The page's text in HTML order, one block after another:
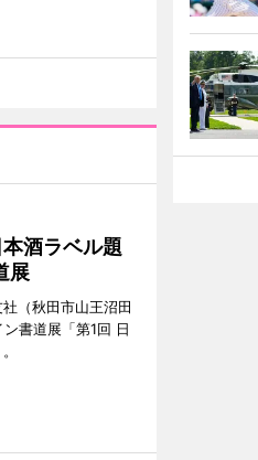
酒ラベル題
展
（秋田市山王沼田
書道展「第1回 日